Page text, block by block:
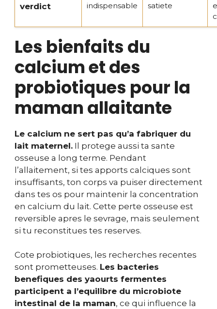
verdict
indispensable
satiete
Les bienfaits du
calcium et des
probiotiques pour la
maman allaitante
Le calcium ne sert pas qu’a fabriquer du
lait maternel. Il protege aussi ta sante
osseuse a long terme. Pendant
l’allaitement, si tes apports calciques sont
insuffisants, ton corps va puiser directement
dans tes os pour maintenir la concentration
en calcium du lait. Cette perte osseuse est
reversible apres le sevrage, mais seulement
si tu reconstitues tes reserves.
Cote probiotiques, les recherches recentes
sont prometteuses. Les bacteries
benefiques des yaourts fermentes
participent a l’equilibre du microbiote
intestinal de la maman, ce qui influence la